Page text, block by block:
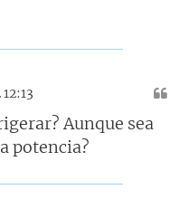
Aunque sea
potencia?